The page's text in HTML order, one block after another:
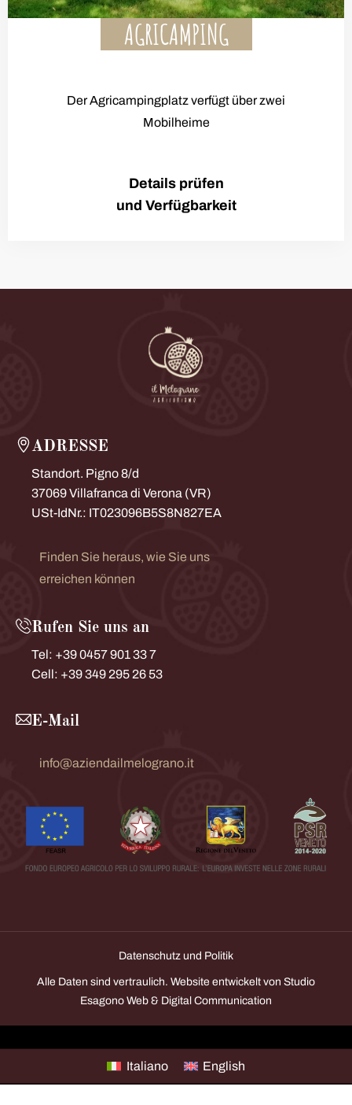
AGRICAMPING
Der Agricampingplatz verfügt über zwei
Mobilheime
Details prüfen
und Verfügbarkeit
ADRESSE
Standort. Pigno 8/d
37069 Villafranca di Verona (VR)
USt-IdNr.: IT023096B5S8N827EA
Finden Sie heraus, wie Sie uns
erreichen können
Rufen Sie uns an
Tel: +39 0457 901 33 7
Cell: +39 349 295 26 53
E-Mail
info@aziendailmelograno.it
Alle Daten sind vertraulich. Website entwickelt von Studio
Esagono Web & Digital Communication
Datenschutz und Politik
Italiano English